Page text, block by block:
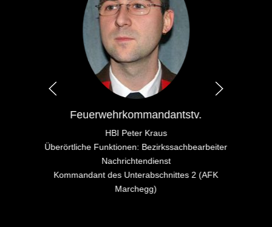
Feuerwehrkommandantstv.
HBI Peter Kraus
Überörtliche Funktionen: Bezirkssachbearbeiter
Nachrichtendienst
Kommandant des Unterabschnittes 2 (AFK
Marchegg)